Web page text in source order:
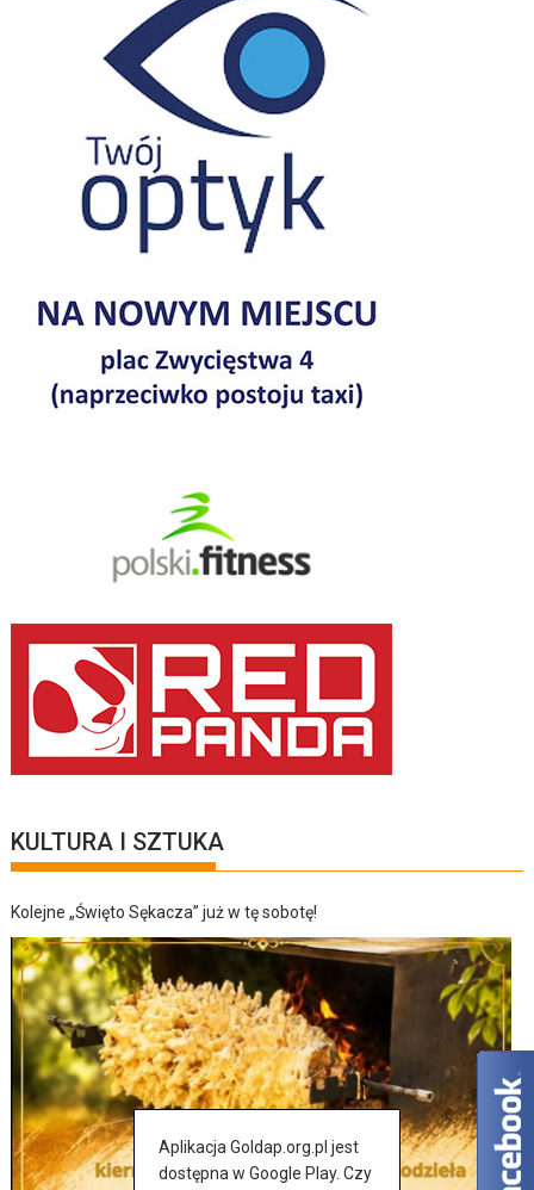
KULTURA I SZTUKA
Kolejne „Święto Sękacza” już w tę sobotę!
Aplikacja Goldap.org.pl jest
dostępna w Google Play. Czy